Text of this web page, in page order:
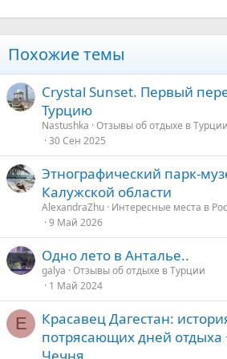
Похожие темы
Crystal Sunset. Первый
Турцию
Nastushka Отзывы об отдыхе в Турции
30 Сен 2025
Этнографический парк-
Калужской области
AlexandraZhu Интересные места в
9 Май 2026
Одно лето в Анталье..
galya Отзывы об отдыхе в Турции
1 Май 2024
Е
Красавец Дагестан:
потрясающих дней отдыха